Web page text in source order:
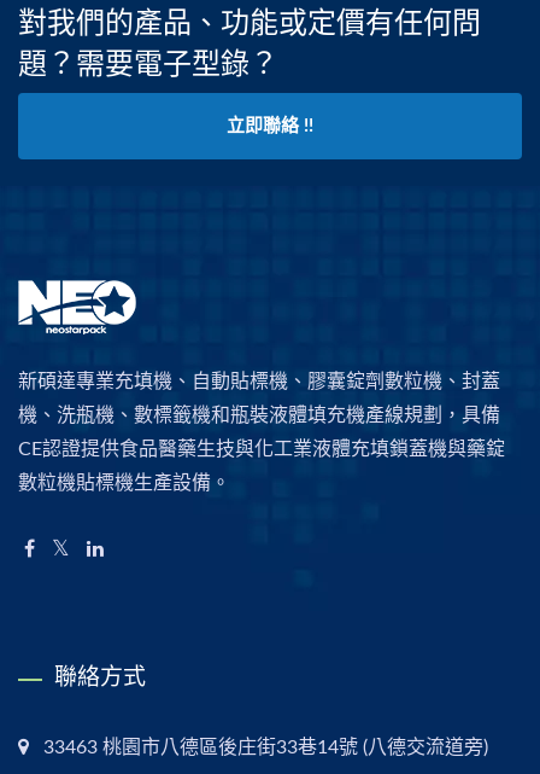
對我們的產品、功能或定價有任何問
題？需要電子型錄？
立即聯絡 !!
新碩達專業充填機、自動貼標機、膠囊錠劑數粒機、封蓋
機、洗瓶機、數標籤機和瓶裝液體填充機產線規劃，具備
CE認證提供食品醫藥生技與化工業液體充填鎖蓋機與藥錠
數粒機貼標機生產設備。
聯絡方式
33463 桃園市八德區後庄街33巷14號 (八德交流道旁)